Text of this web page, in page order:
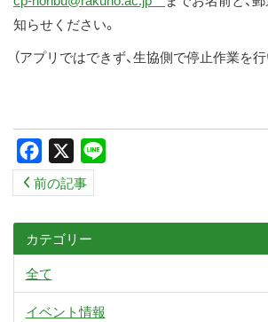
知らせください。
（アプリではできず、生協側で停止作業を行
Facebook
前の記事
カテゴリー
全て
イベント情報